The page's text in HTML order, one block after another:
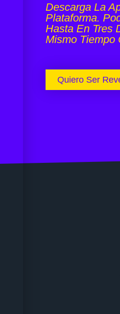
Descarga La
Plataforma.
Hasta En Tres
Mismo Tiempo
Quiero Ser